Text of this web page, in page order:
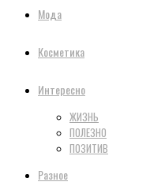
Мода
Косметика
Интересно
ЖИЗНЬ
ПОЛЕЗНО
ПОЗИТИВ
Разное